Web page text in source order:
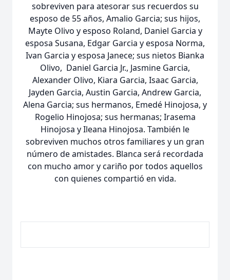
sobreviven para atesorar sus recuerdos su
esposo de 55 años, Amalio Garcia; sus hijos,
Mayte Olivo y esposo Roland, Daniel Garcia y
esposa Susana, Edgar Garcia y esposa Norma,
Ivan Garcia y esposa Janece; sus nietos Bianka
Olivo, Daniel Garcia Jr., Jasmine Garcia,
Alexander Olivo, Kiara Garcia, Isaac Garcia,
Jayden Garcia, Austin Garcia, Andrew Garcia,
Alena Garcia; sus hermanos, Emedé Hinojosa, y
Rogelio Hinojosa; sus hermanas; Irasema
Hinojosa y Ileana Hinojosa. También le
sobreviven muchos otros familiares y un gran
número de amistades. Blanca será recordada
con mucho amor y cariño por todos aquellos
con quienes compartió en vida.